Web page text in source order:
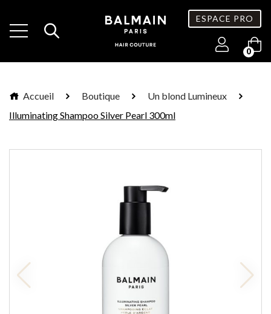
ESPACE PRO
0
Accueil Boutique
Un blond Lumineux
Illuminating Shampoo Silver Pearl 300ml